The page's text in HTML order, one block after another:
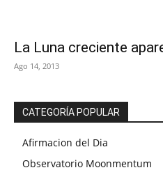
La Luna creciente
Ago 14, 2013
CATEGORÍA POPULAR
Afirmacion del Dia
Observatorio Moonmentum